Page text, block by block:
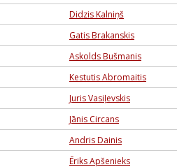
Didzis Kalniņš
Gatis Brakanskis
Askolds Bušmanis
Kestutis Abromaitis
Juris Vasiļevskis
Jānis Circans
Andris Dainis
Ēriks Apšenieks